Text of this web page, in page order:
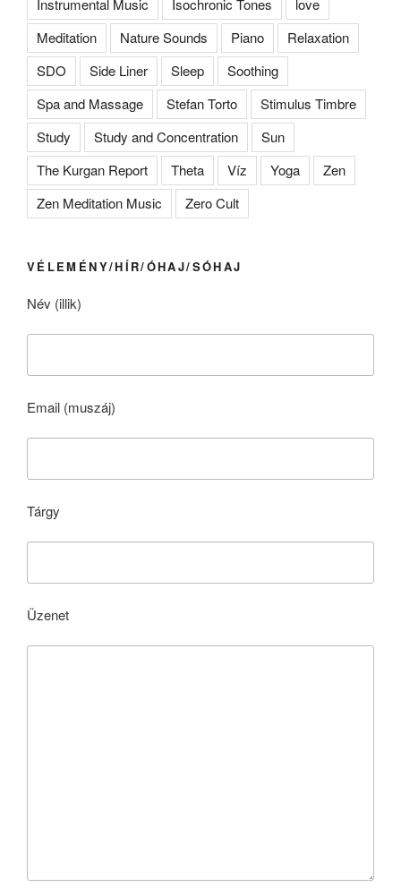
Instrumental Music Isochronic Tones
love
Meditation
Nature Sounds Piano
Relaxation
SDO
Side Liner Sleep
Soothing
Spa and Massage
Stefan Torto
Stimulus Timbre
Study
Study and Concentration
Sun
The Kurgan Report
Theta Víz Yoga
Zen
Zen Meditation Music
Zero Cult
VÉLEMÉNY/HÍR/ÓHAJ/SÓHAJ
Név (illik)
Email (muszáj)
Tárgy
Üzenet